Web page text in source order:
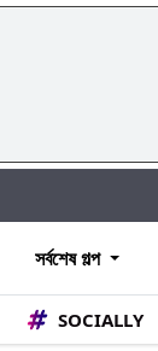
সর্বশেষ গল্প
SOCIALLY